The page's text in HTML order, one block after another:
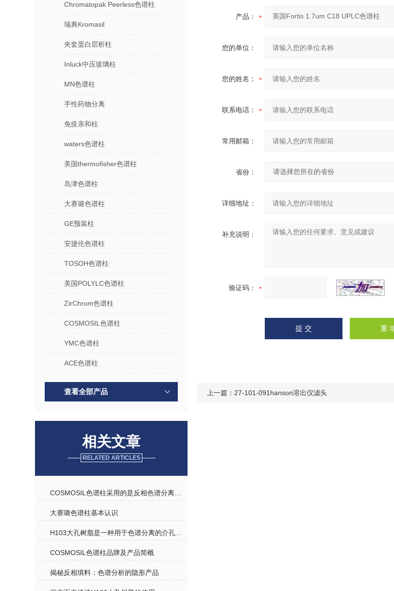
Chromatopak Peerless色谱柱
瑞典Kromasil
夹套蛋白层析柱
Inluck中压玻璃柱
MN色谱柱
手性药物分离
免疫亲和柱
waters色谱柱
美国thermofisher色谱柱
岛津色谱柱
大赛璐色谱柱
GE预装柱
安捷伦色谱柱
TOSOH色谱柱
美国POLYLC色谱柱
ZirChrom色谱柱
COSMOSIL色谱柱
YMC色谱柱
ACE色谱柱
查看全部产品
相关文章
RELATED ARTICLES
大赛璐色谱柱基本认识
COSMOSIL色谱柱品牌及产品简概
揭秘反相填料：色谱分析的隐形产品
产品：
您的单位：
您的姓名：
联系电话：
常用邮箱：
省份：
详细地址：
补充说明：
验证码：
上一篇： 27-101-091hanson溶出仪滤头